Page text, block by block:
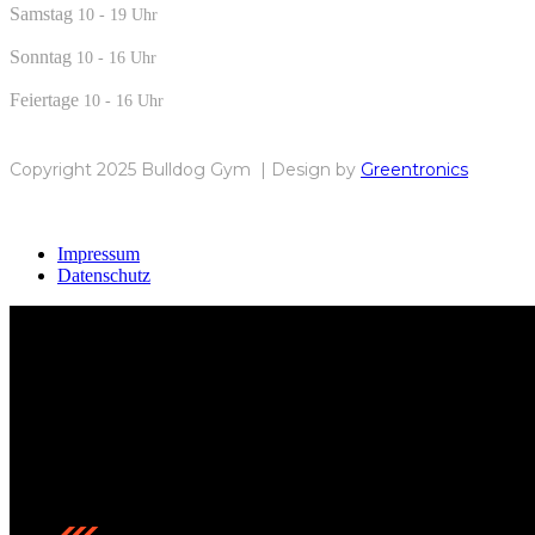
Samstag 10 - 19 Uhr
Sonntag 10 - 16 Uhr
Feiertage 10 - 16 Uhr
Copyright 2025 Bulldog Gym | Design by Greentronics
Impressum
Datenschutz